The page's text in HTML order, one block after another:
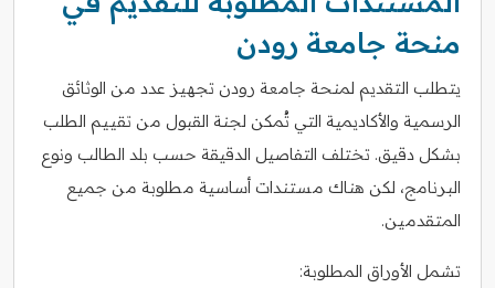
منحة جامعة رودن
يتطلب التقديم لمنحة جامعة رودن تجهيز عدد من الوثائق
الرسمية والأكاديمية التي تُمكن لجنة القبول من تقييم الطلب
بشكل دقيق. تختلف التفاصيل الدقيقة حسب بلد الطالب ونوع
البرنامج، لكن هناك مستندات أساسية مطلوبة من جميع
المتقدمين.
تشمل الأوراق المطلوبة: